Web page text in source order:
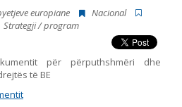
europiane
Nacional
Strategji / program
për përputhshmëri dhe
të BE